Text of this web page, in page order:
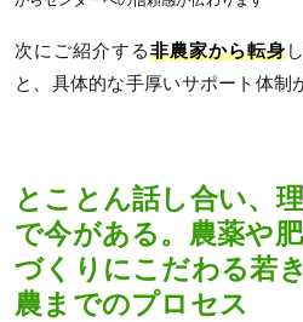
次にご紹介する非農家から転身
と、具体的な手厚いサポート体制
とことん話し合い、
で今がある。農薬や
づくりにこだわる若
農までのプロセス